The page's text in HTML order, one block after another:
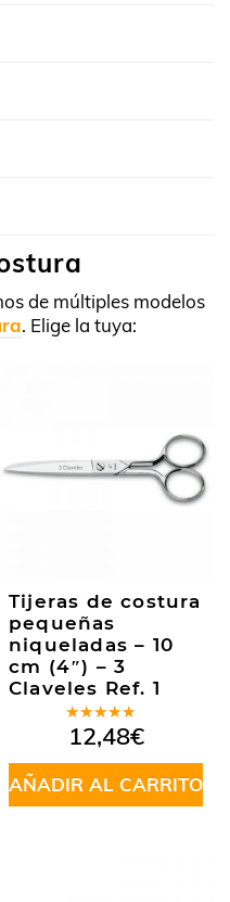
de múltiples modelos
. Elige la tuya:
Tijeras de costura
pequeñas
niqueladas – 10
cm (4″) – 3
Claveles Ref. 1
Valorado
en5.00de
5
12,48€
AÑADIR AL CARRITO